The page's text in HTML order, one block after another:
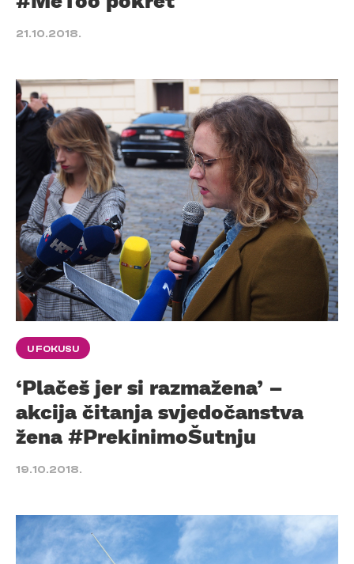
21.10.2018.
U FOKUSU
‘Plačeš jer si razmažena’ –
akcija čitanja svjedočanstva
žena #PrekinimoŠutnju
19.10.2018.